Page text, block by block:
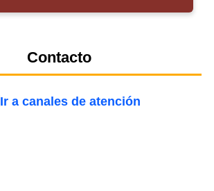
Contacto
Ir a canales de atención